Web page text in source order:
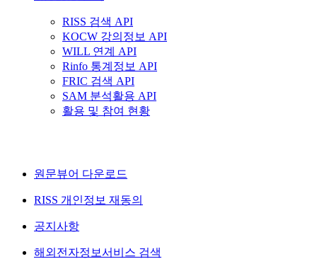
RISS 검색 API
KOCW 강의정보 API
WILL 연계 API
Rinfo 통계정보 API
FRIC 검색 API
SAM 분석활용 API
활용 및 참여 현황
원문뷰어 다운로드
RISS 개인정보 재동의
공지사항
해외전자정보서비스 검색